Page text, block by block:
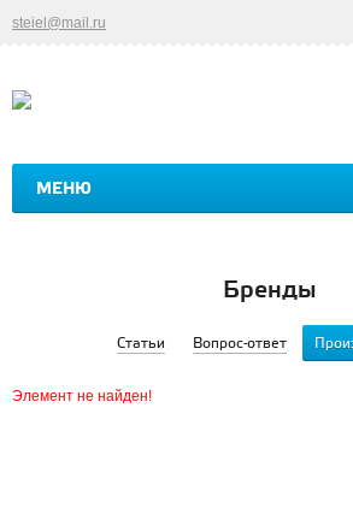
steiel@mail.ru
МЕНЮ
ГЛАВНАЯ
Бренды
Статьи Вопрос-ответ
Элемент не найден!